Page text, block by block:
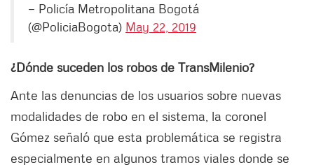
— Policía Metropolitana Bogotá
(@PoliciaBogota) May 22, 2019
¿Dónde suceden los robos de TransMilenio?
Ante las denuncias de los usuarios sobre nuevas
modalidades de robo en el sistema, la coronel
Gómez señaló que esta problemática se registra
especialmente en algunos tramos viales donde se